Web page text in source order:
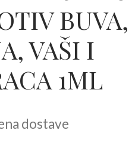
BUVA,
VAŠI I
1ML
dostave